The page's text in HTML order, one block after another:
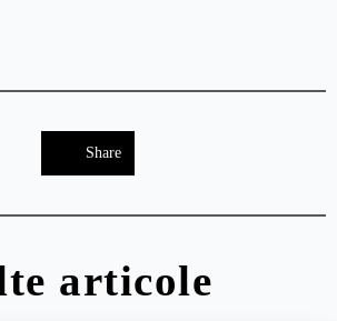
Share
articole